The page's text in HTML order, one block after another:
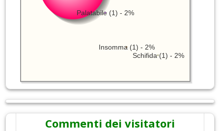
Schifida (1) - 2%
Insomma (1) - 2%
Palatabile (1) - 2%
Commenti dei visitatori